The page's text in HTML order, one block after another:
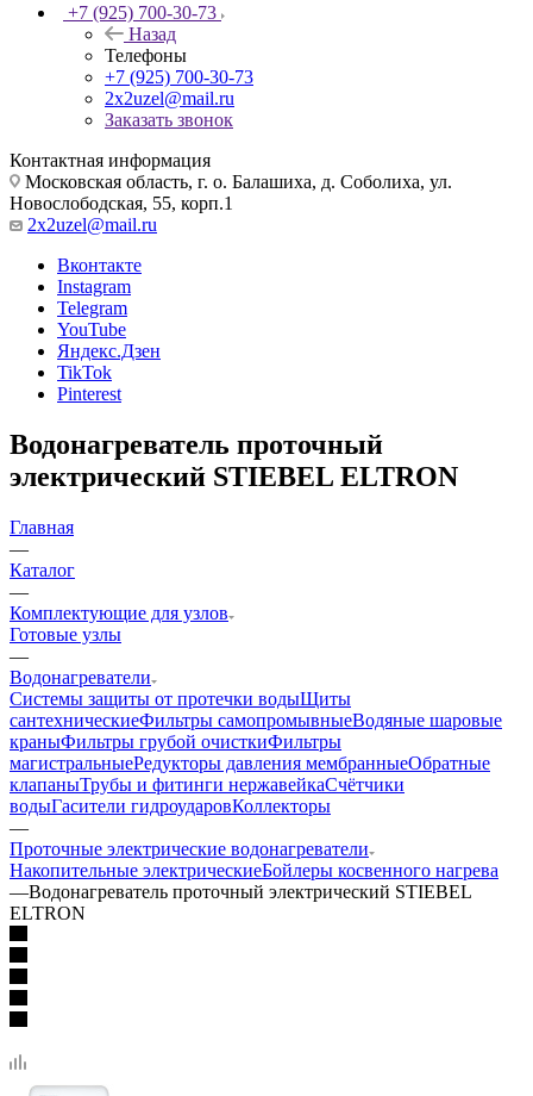
+7 (925) 700-30-73
Назад
Телефоны
+7 (925) 700-30-73
2x2uzel@mail.ru
Заказать звонок
Контактная информация
Московская область, г. о. Балашиха, д. Соболиха, ул.
Новослободская, 55, корп.1
2x2uzel@mail.ru
Вконтакте
Instagram
Telegram
YouTube
Яндекс.Дзен
TikTok
Pinterest
Водонагреватель проточный
электрический STIEBEL ELTRON
Главная
—
Каталог
—
Комплектующие для узлов
Готовые узлы
—
Водонагреватели
Системы защиты от протечки водыЩиты
сантехническиеФильтры самопромывныеВодяные шаровые
краныФильтры грубой очисткиФильтры
магистральныеРедукторы давления мембранныеОбратные
клапаныТрубы и фитинги нержавейкаСчётчики
водыГасители гидроударовКоллекторы
—
Проточные электрические водонагреватели
Накопительные электрическиеБойлеры косвенного нагрева
—Водонагреватель проточный электрический STIEBEL
ELTRON